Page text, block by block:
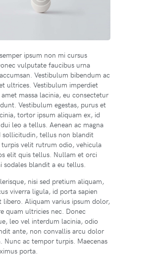
ipsum non mi cursus
vulputate faucibus urna
Vestibulum bibendum ac
ultrices. Vestibulum imperdiet
amet massa lacinia, eu consectetur
Vestibulum egestas, purus et
tortor ipsum aliquam ex, id
leo a tellus. Aenean ac magna
sollicitudin, tellus non blandit
velit rutrum odio, vehicula
elit quis tellus. Nullam et orci
sodales blandit a eu tellus.
nisi sed pretium aliquam,
viverra ligula, id porta sapien
libero. Aliquam varius ipsum dolor,
quam ultricies nec. Donec
leo vel interdum lacinia, odio
ante, non convallis arcu dolor
Nunc ac tempor turpis. Maecenas
porta.